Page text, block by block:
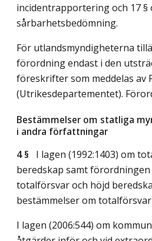
incidentrapportering och 17 §
sårbarhetsbedömning.
För utlandsmyndigheterna
förordning endast i den
föreskrifter som meddelas av
(Utrikesdepartementet).
Bestämmelser om statliga
i andra författningar
4 § I lagen (1992:1403) om
beredskap samt förordningen
totalförsvar och höjd
bestämmelser om
I lagen (2006:544) om